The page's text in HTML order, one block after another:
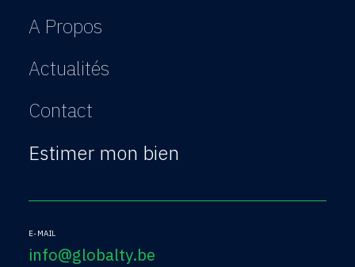
A Propos
Actualités
Contact
Estimer mon bien
E-MAIL
info@globalty.be